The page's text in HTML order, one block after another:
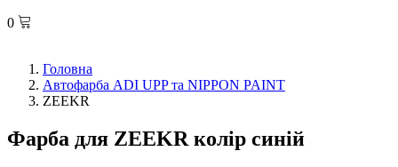
0
Головна
Автофарба ADI UPP та NIPPON PAINT
ZEEKR
Фарба для ZEEKR колір синій